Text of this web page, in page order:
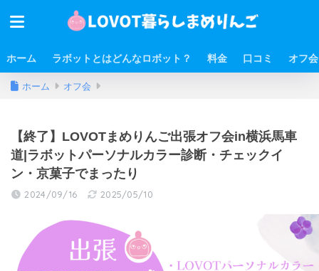
ホーム ラボットとはどんなロボット？ 料金 口コミ オフ会
ホーム オフ会
【終了】LOVOTまめりんご出張オフ会in横浜馬車
道|ラボットパーソナルカラー診断・チェックイ
ン・京菓子でまったり
2024/09/16 2025/05/10